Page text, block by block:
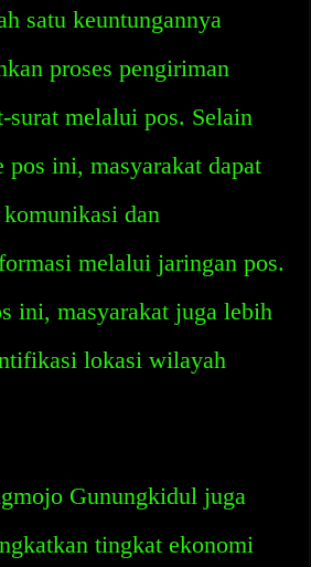
satu keuntungannya
proses pengiriman
surat melalui pos. Selain
pos ini, masyarakat dapat
dan
melalui jaringan pos.
ini, masyarakat juga lebih
lokasi wilayah
Gunungkidul juga
tingkat ekonomi